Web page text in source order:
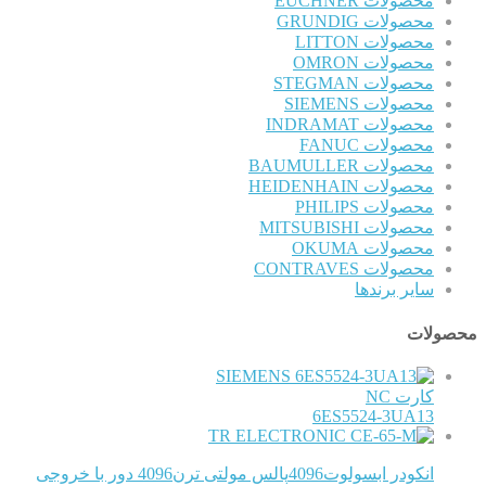
محصولات GRUNDIG
محصولات LITTON
محصولات OMRON
محصولات STEGMAN
محصولات SIEMENS
محصولات INDRAMAT
محصولات FANUC
محصولات BAUMULLER
محصولات HEIDENHAIN
محصولات PHILIPS
محصولات MITSUBISHI
محصولات OKUMA
محصولات CONTRAVES
سایر برندها
محصولات
SIEMENS
کارت NC
6ES5524-3UA13
TR ELECTRONIC
انکودر ابسولوت4096پالس مولتی ترن4096 دور با خروجی